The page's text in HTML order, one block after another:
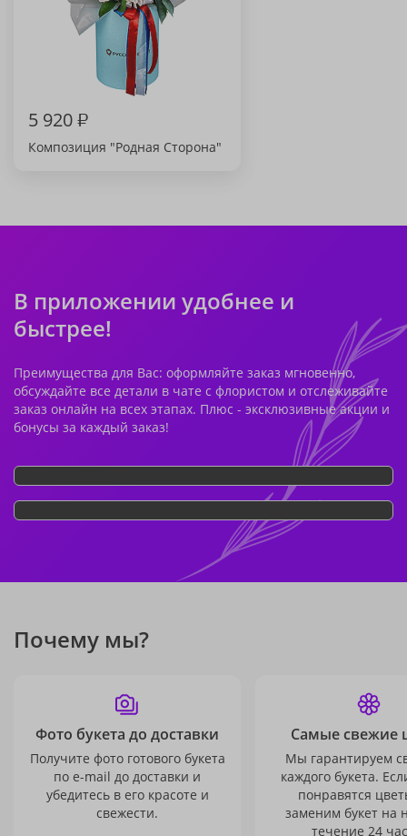
5 920₽
Композиция "Родная Сторона"
В приложении удобнее и
быстрее!
Преимущества для Вас: оформляйте заказ мгновенно,
обсуждайте все детали в чате с флористом и отслеживайте
заказ онлайн на всех этапах. Плюс - эксклюзивные акции и
бонусы за каждый заказ!
Почему мы?
Фото букета до доставки
Получите фото готового букета
по e-mail до доставки и
убедитесь в его красоте и
свежести.
Самые свежие
Мы гарантируем
каждого букета.
понравятся
заменим букет на
течение 24